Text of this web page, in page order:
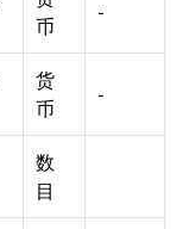
币
-
货
币
-
数
目